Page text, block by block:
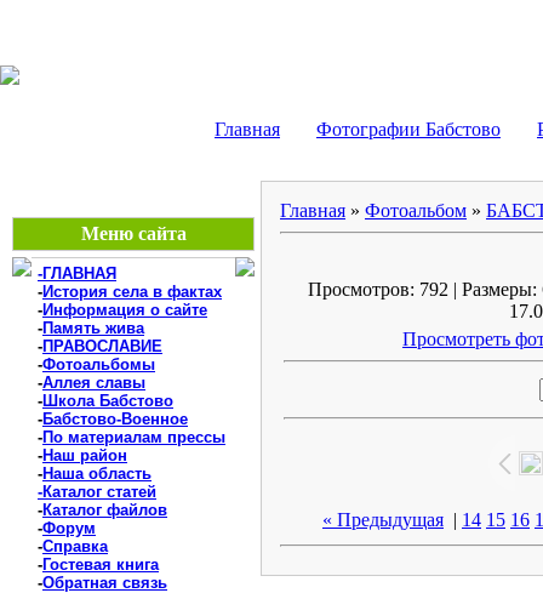
Главная Фотографии Бабстово
Меню сайта
-ГЛАВНАЯ
-История села в фактах
-Информация о сайте
-Память жива
-ПРАВОСЛАВИЕ
-Фотоальбомы
-Аллея славы
-Школа Бабстово
-Бабстово-Военное
-По материалам прессы
-Наш район
-Наша область
-Каталог статей
-Каталог файлов
-Форум
-Справка
-Гостевая книга
-Обратная связь
Главная » Фотоальбом »
Просмотров: 792 |
Просмотреть
« Предыдущая | 14 15 16